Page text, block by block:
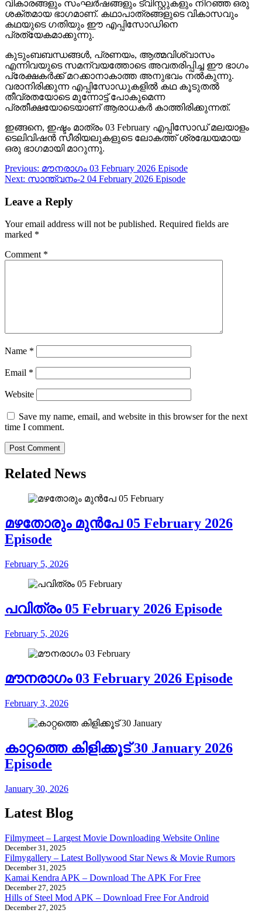
വികാരങ്ങളും സംഘർഷങ്ങളും ട്വിസ്റ്റുകളും നിറഞ്ഞ ഒരു
ശക്തമായ ഭാഗമാണ്. കഥാപാത്രങ്ങളുടെ വികാസവും
കഥയുടെ ഗതിയും ഈ എപ്പിസോഡിനെ
പ്രത്യേകമാക്കുന്നു.
കുടുംബബന്ധങ്ങൾ, പ്രണയം, ആത്മവിശ്വാസം
എന്നിവയുടെ സമന്വയത്തോടെ അവതരിപ്പിച്ച ഈ ഭാഗം
പ്രേക്ഷകർക്ക് മറക്കാനാകാത്ത അനുഭവം നൽകുന്നു.
വരാനിരിക്കുന്ന എപ്പിസോഡുകളിൽ കഥ കൂടുതൽ
തീവ്രതയോടെ മുന്നോട്ട് പോകുമെന്ന
പ്രതീക്ഷയോടെയാണ് ആരാധകർ കാത്തിരിക്കുന്നത്.
ഇങ്ങനെ, ഇഷ്ടം മാത്രം 03 February എപ്പിസോഡ് മലയാളം
ടെലിവിഷൻ സീരിയലുകളുടെ ലോകത്ത് ശ്രദ്ധേയമായ
ഒരു ഭാഗമായി മാറുന്നു.
Post
navigation
Previous: മൗനരാഗം 03 February 2026 Episode
Next: സാന്ത്വനം-2 04 February 2026 Episode
Leave a Reply
Your email address will not be published. Required fields are
marked *
Comment *
Name *
Email *
Website
Save my name, email, and website in this browser for the next
time I comment.
Related News
മഴതോരും മുൻപേ 05 February 2026
Episode
February 5, 2026
പവിത്രം 05 February 2026 Episode
February 5, 2026
മൗനരാഗം 03 February 2026 Episode
February 3, 2026
കാറ്റത്തെ കിളിക്കൂട് 30 January 2026
Episode
January 30, 2026
Latest Blog
Filmymeet – Largest Movie Downloading Website Online
December 31, 2025
Filmygallery – Latest Bollywood Star News & Movie Rumors
December 31, 2025
Kamai Kendra APK – Download The APK For Free
December 27, 2025
Hills of Steel Mod APK – Download Free For Android
December 27, 2025